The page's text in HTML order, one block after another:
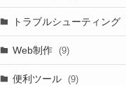
トラブルシューティング
Web制作 (9)
便利ツール (9)